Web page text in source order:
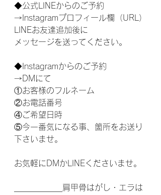
◆公式LINEからのご予約
→Instagramプロフィール欄（URL）
LINEお友達追加後に
メッセージを送ってください。
◆Instagramからのご予約
→DMにて
①お客様のフルネーム
②お電話番号
④ご希望日時
⑤今一番気になる事、箇所をお送り
下さいませ。
お気軽にDMかLINEくださいませ。
____________肩甲骨はがし・エラは